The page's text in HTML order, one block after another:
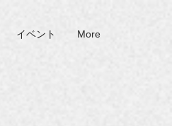
イベント More